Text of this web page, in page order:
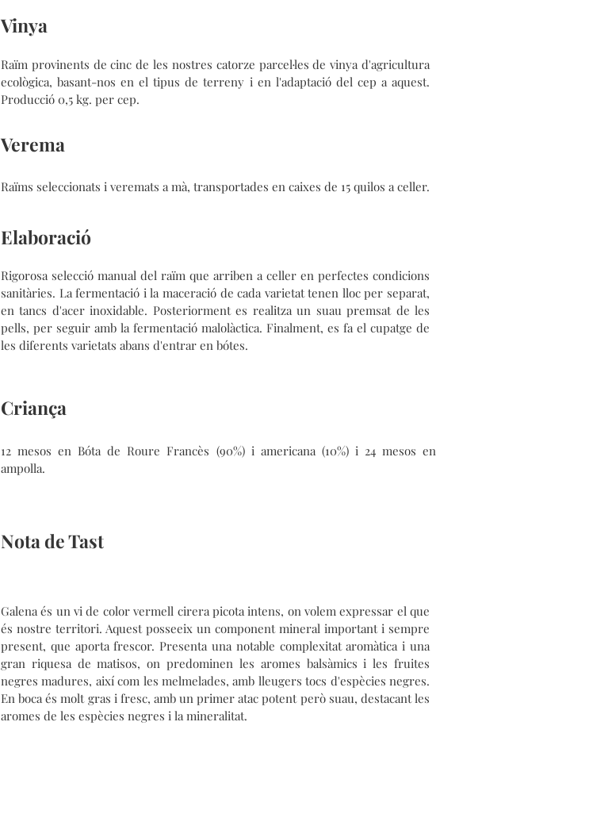
Vinya
Raïm provinents de cinc de les nostres catorze parcel·les de vinya d'agricultura
ecològica, basant-nos en el tipus de terreny i en l'adaptació del cep a aquest.
Producció 0,5 kg. per cep.
Verema
Raïms seleccionats i veremats a mà, transportades en caixes de 15 quilos a celler.
Elaboració
Rigorosa selecció manual del raïm que arriben a celler en perfectes condicions
sanitàries. La fermentació i la maceració de cada varietat tenen lloc per separat,
en tancs d'acer inoxidable. Posteriorment es realitza un suau premsat de les
pells, per seguir amb la fermentació malolàctica. Finalment, es fa el cupatge de
les diferents varietats abans d'entrar en bótes.
Criança
12 mesos en Bóta de Roure Francès (90%) i americana (10%) i 24 mesos en
ampolla.
Nota de Tast
Galena és un vi de color vermell cirera picota intens, on volem expressar el que
és nostre territori. Aquest posseeix un component mineral important i sempre
present, que aporta frescor. Presenta una notable complexitat aromàtica i una
gran riquesa de matisos, on predominen les aromes balsàmics i les fruites
negres madures, així com les melmelades, amb lleugers tocs d'espècies negres.
En boca és molt gras i fresc, amb un primer atac potent però suau, destacant les
aromes de les espècies negres i la mineralitat.